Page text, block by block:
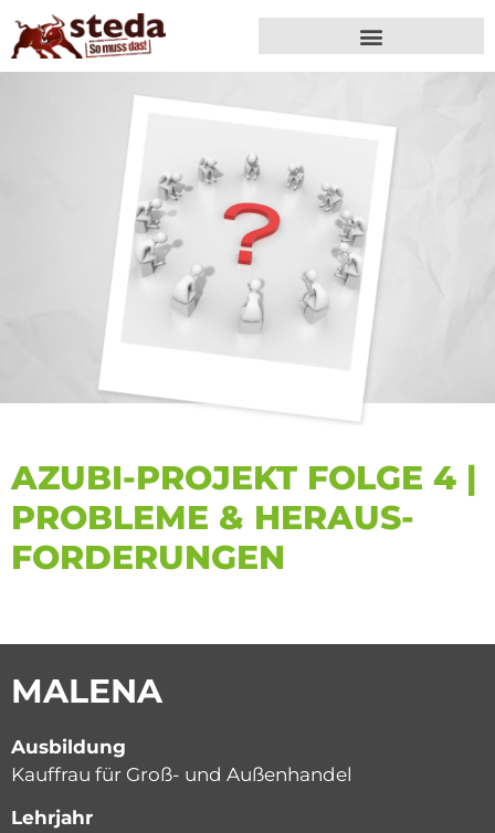
AZUBI-PROJEKT FOLGE 4 |
PROBLEME & HERAUS­
FORDERUNGEN
MALENA
Ausbildung
Kauffrau für Groß- und Außenhandel
Lehrjahr